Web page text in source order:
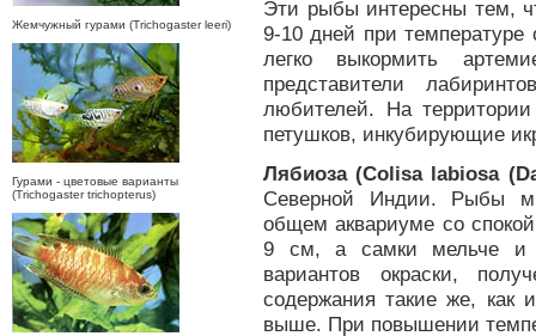
Эти рыбы интересны тем,
9-10 дней при
легко выкормить
представители
любителей. На
петушков, инкубирующие
Лябиоза (Colisa labiosa
Северной Индии. Рыбы
общем аквариуме со
9 см, а самки мельче и
вариантов окраски,
содержания такие же,
выше. При повышении
Жемчужный гурами (Trichogaster leeri)
Гурами - цветовые варианты
(Trichogaster trichopterus)